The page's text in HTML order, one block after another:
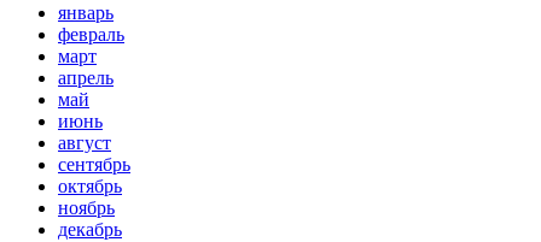
январь
февраль
март
апрель
май
июнь
август
сентябрь
октябрь
ноябрь
декабрь